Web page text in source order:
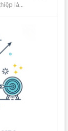
là...